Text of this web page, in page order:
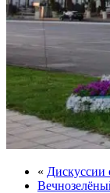
« Дискуссии